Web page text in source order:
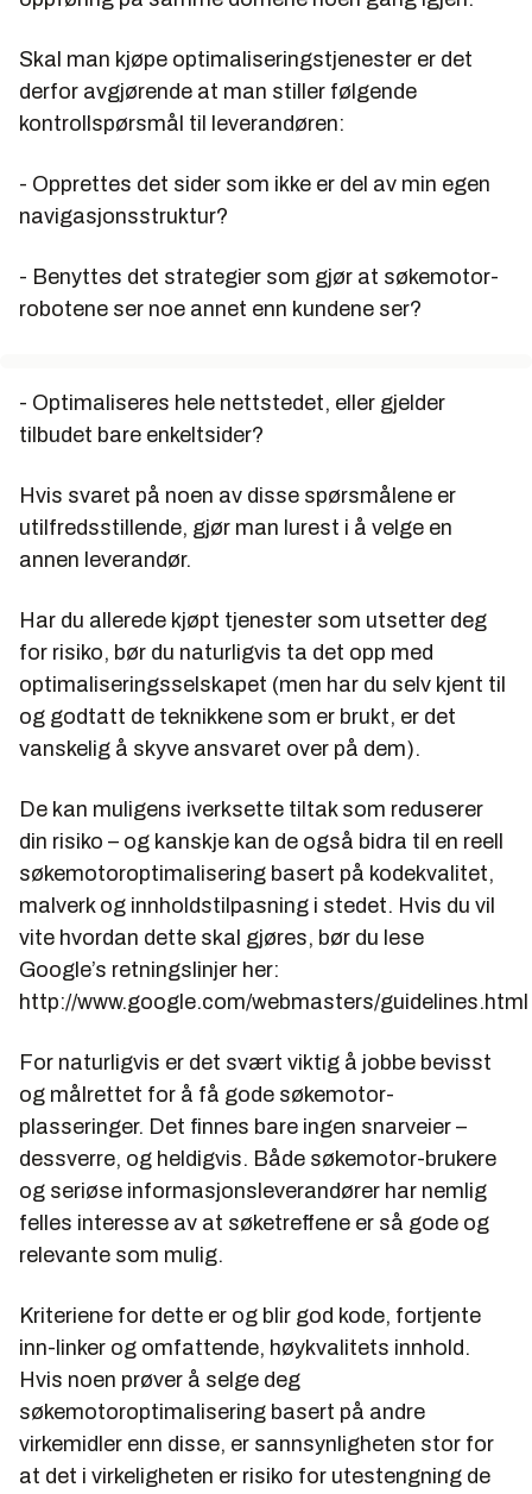
Skal man kjøpe optimaliseringstjenester er det
derfor avgjørende at man stiller følgende
kontrollspørsmål til leverandøren:
- Opprettes det sider som ikke er del av min egen
navigasjonsstruktur?
- Benyttes det strategier som gjør at søkemotor-
robotene ser noe annet enn kundene ser?
- Optimaliseres hele nettstedet, eller gjelder
tilbudet bare enkeltsider?
Hvis svaret på noen av disse spørsmålene er
utilfredsstillende, gjør man lurest i å velge en
annen leverandør.
Har du allerede kjøpt tjenester som utsetter deg
for risiko, bør du naturligvis ta det opp med
optimaliseringsselskapet (men har du selv kjent til
og godtatt de teknikkene som er brukt, er det
vanskelig å skyve ansvaret over på dem).
De kan muligens iverksette tiltak som reduserer
din risiko – og kanskje kan de også bidra til en reell
søkemotoroptimalisering basert på kodekvalitet,
malverk og innholdstilpasning i stedet. Hvis du vil
vite hvordan dette skal gjøres, bør du lese
Google’s retningslinjer her:
http://www.google.com/webmasters/guidelines.html
For naturligvis er det svært viktig å jobbe bevisst
og målrettet for å få gode søkemotor-
plasseringer. Det finnes bare ingen snarveier –
dessverre, og heldigvis. Både søkemotor-brukere
og seriøse informasjonsleverandører har nemlig
felles interesse av at søketreffene er så gode og
relevante som mulig.
Kriteriene for dette er og blir god kode, fortjente
inn-linker og omfattende, høykvalitets innhold.
Hvis noen prøver å selge deg
søkemotoroptimalisering basert på andre
virkemidler enn disse, er sannsynligheten stor for
at det i virkeligheten er risiko for utestengning de